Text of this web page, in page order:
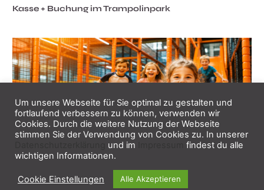
Kasse + Buchung im Trampolinpark
Kasse + Buchung im Indoorspielplatz
Um unsere Webseite für Sie optimal zu gestalten und
fortlaufend verbessern zu können, verwenden wir
Cookies. Durch die weitere Nutzung der Webseite
stimmen Sie der Verwendung von Cookies zu. In unserer
und im
findest du alle
wichtigen Informationen.
Cookie Einstellungen Alle Akzeptieren